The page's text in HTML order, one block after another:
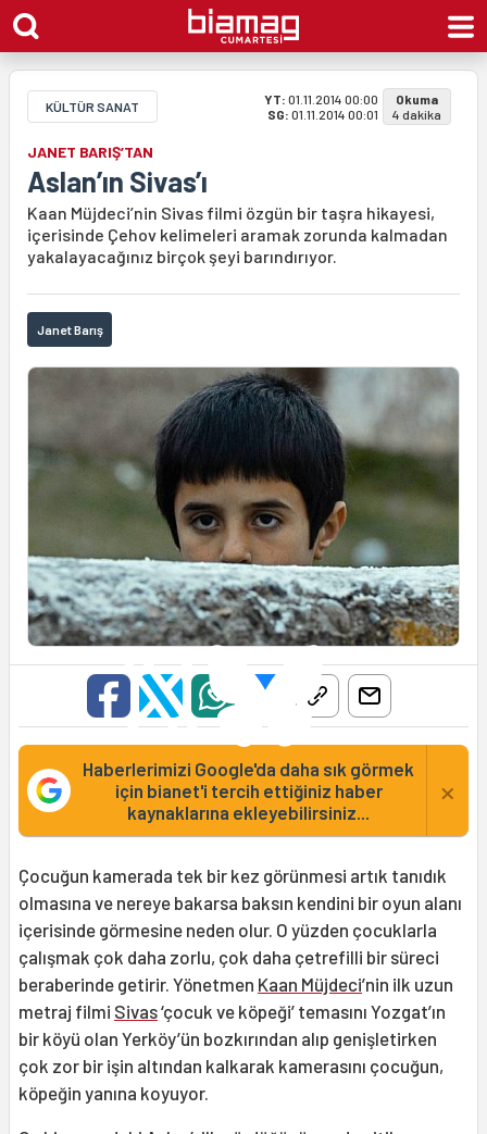
KÜLTÜR SANAT YT: 01.11.2014 00:00
SG: 01.11.2014 00:01
Okuma
4 dakika
JANET BARIŞ’TAN
Aslan’ın Sivas’ı
Kaan Müjdeci’nin Sivas filmi özgün bir taşra hikayesi,
içerisinde Çehov kelimeleri aramak zorunda kalmadan
yakalayacağınız birçok şeyi barındırıyor.
Janet Barış
Haberlerimizi Google'da daha sık görmek
için bianet'i tercih ettiğiniz haber
kaynaklarına ekleyebilirsiniz...
×
Çocuğun kamerada tek bir kez görünmesi artık tanıdık
olmasına ve nereye bakarsa baksın kendini bir oyun alanı
içerisinde görmesine neden olur. O yüzden çocuklarla
çalışmak çok daha zorlu, çok daha çetrefilli bir süreci
beraberinde getirir. Yönetmen Kaan Müjdeci’nin ilk uzun
metraj filmi Sivas‘çocuk ve köpeği’ temasını Yozgat’ın
bir köyü olan Yerköy’ün bozkırından alıp genişletirken
çok zor bir işin altından kalkarak kamerasını çocuğun,
köpeğin yanına koyuyor.